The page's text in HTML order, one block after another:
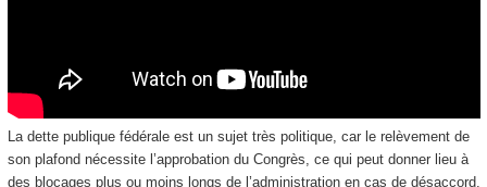
La dette publique fédérale est un sujet très politique, car le relèvement de
son plafond nécessite l’approbation du Congrès, ce qui peut donner lieu à
des blocages plus ou moins longs de l’administration en cas de désaccord.